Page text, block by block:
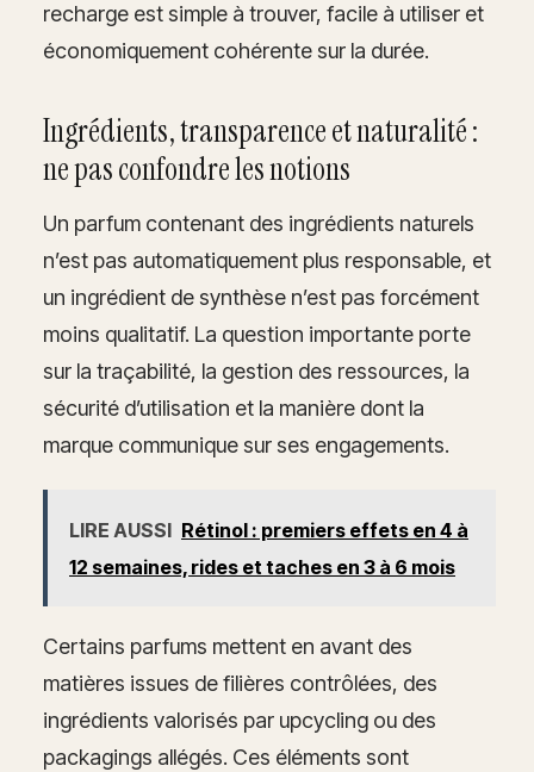
recharge est simple à trouver, facile à utiliser et
économiquement cohérente sur la durée.
Ingrédients, transparence et naturalité :
ne pas confondre les notions
Un parfum contenant des ingrédients naturels
n’est pas automatiquement plus responsable, et
un ingrédient de synthèse n’est pas forcément
moins qualitatif. La question importante porte
sur la traçabilité, la gestion des ressources, la
sécurité d’utilisation et la manière dont la
marque communique sur ses engagements.
LIRE AUSSI Rétinol : premiers effets en 4 à
12 semaines, rides et taches en 3 à 6 mois
Certains parfums mettent en avant des
matières issues de filières contrôlées, des
ingrédients valorisés par upcycling ou des
packagings allégés. Ces éléments sont